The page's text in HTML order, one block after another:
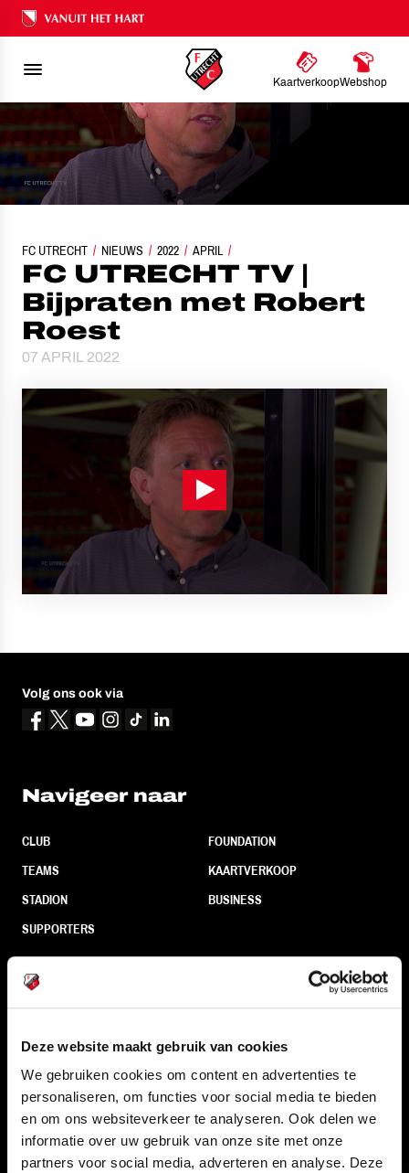
Deze website maakt gebruik van cookies
We gebruiken cookies om content en advertenties te
personaliseren, om functies voor social media te bieden
en om ons websiteverkeer te analyseren. Ook delen we
informatie over uw gebruik van onze site met onze
partners voor social media, adverteren en analyse. Deze
Ons nalatenschap
KaartverkoopWebshop
FC UTRECHT NIEUWS 2022 APRIL
FC UTRECHT TV | BIJPRATEN MET ROBERT ROEST
FC UTRECHT TV |
Bijpraten met Robert
Roest
07 APRIL 2022
Volg ons ook via
Navigeer naar
CLUB
TEAMS
STADION
SUPPORTERS
FOUNDATION
KAARTVERKOOP
BUSINESS
Informatie
VEELGESTELDE VRAGEN
CONTACT
WERKEN BIJ
VERTROUWENSPERSOON